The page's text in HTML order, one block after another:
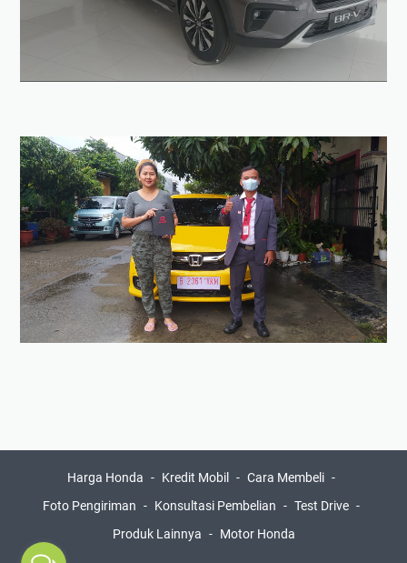
Harga Honda Kredit Mobil
Cara Membeli
Foto Pengiriman
Konsultasi Pembelian
Test Drive
Produk Lainnya
Motor Honda